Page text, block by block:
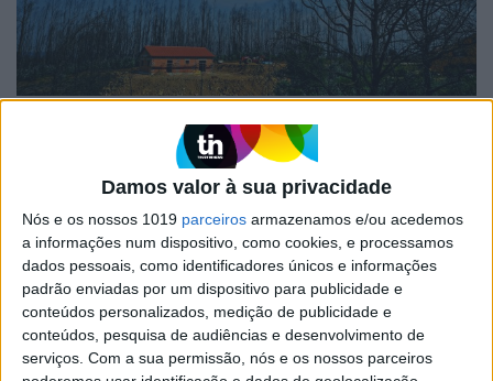
Damos valor à sua privacidade
Nós e os nossos 1019 parceiros armazenamos e/ou acedemos
a informações num dispositivo, como cookies, e processamos
dados pessoais, como identificadores únicos e informações
padrão enviadas por um dispositivo para publicidade e
conteúdos personalizados, medição de publicidade e
conteúdos, pesquisa de audiências e desenvolvimento de
serviços. Com a sua permissão, nós e os nossos parceiros
Deputados do PSD questionam
afastamento do IHRU da
reconstrução de Pedrógão
Teresa Morais, Margarida Balseiro Lopes e
Duarte Marques enviaram uma pergunta ao
ministro do Ambiente sobre a controversa
decisão do Governo. Na base está discrepância no
número de casas a recuperar que constava no
levantamento inicial do IHRU e a lista final
elaborada pela Câmara Municipal